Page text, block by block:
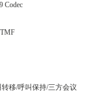
Codec
移/呼叫保持/三方会议